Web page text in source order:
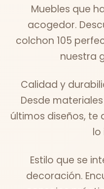
Muebles que
acogedor.
colchon 105
nuestra
Calidad y
Desde
últimos diseños,
lo
Estilo que se
decoración.